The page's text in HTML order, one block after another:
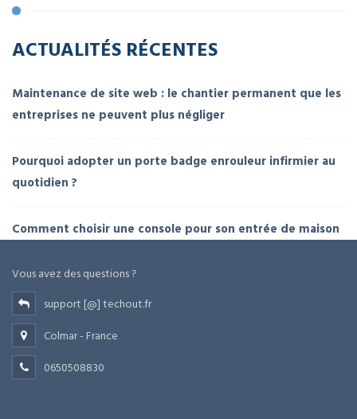
ACTUALITÉS RÉCENTES
Maintenance de site web : le chantier permanent que les
entreprises ne peuvent plus négliger
Pourquoi adopter un porte badge enrouleur infirmier au
quotidien ?
Comment choisir une console pour son entrée de maison
Vous avez des questions ?
support [@] techout.fr
Colmar - France
0650508830